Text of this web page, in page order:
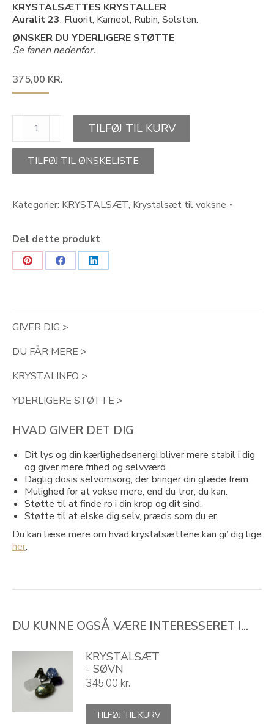
KRYSTALSÆTTES KRYSTALLER
Auralit 23, Fluorit, Karneol, Rubin, Solsten.
ØNSKER DU YDERLIGERE STØTTE
Se fanen nedenfor.
375,00 KR.
ENERGIBOOSTER
antal
TILFØJ TIL KURV
TILFØJ TIL ØNSKELISTE
Kategorier: KRYSTALSÆT, Krystalsæt til voksne
Del dette produkt
Share
Pinterest
Share
Facebook
Share
LinkedIn
GIVER DIG >
DU FÅR MERE >
KRYSTALINFO >
YDERLIGERE STØTTE >
HVAD GIVER DET DIG
Dit lys og din kærlighedsenergi bliver mere stabil i dig
og giver mere frihed og selvværd.
Daglig dosis selvomsorg, der bringer din glæde frem.
Mulighed for at vokse mere, end du tror, du kan.
Støtte til at finde ro i din krop og dit sind.
Støtte til at elske dig selv, præcis som du er.
Du kan læse mere om hvad krystalsættene kan gi’ dig lige
her.
DU KUNNE OGSÅ VÆRE INTERESSERET I...
KRYSTALSÆT
- SØVN
345,00 kr.
TILFØJ TIL KURV